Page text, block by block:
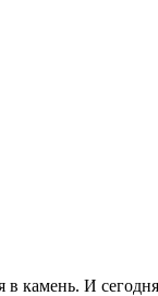
камень. И